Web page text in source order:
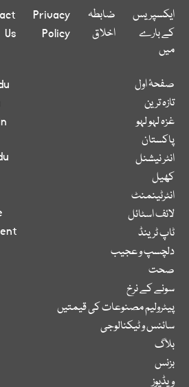
ایکسپریس
کے بارے
میں
ضابطہ
اخلاق
Privacy
Policy
Us
صفحۂ اول
تازہ ترین
غزہ لہو لہو
پاکستان
انٹر نیشنل
کھیل
انٹرٹینمنٹ
لائف اسٹائل
ٹاپ ٹرینڈ
دلچسپ و عجیب
صحت
سونے کے نرخ
پیٹرولیم مصنوعات کی قیمتیں
سائنس و ٹیکنالوجی
بلاگ
بزنس
ویڈیوز